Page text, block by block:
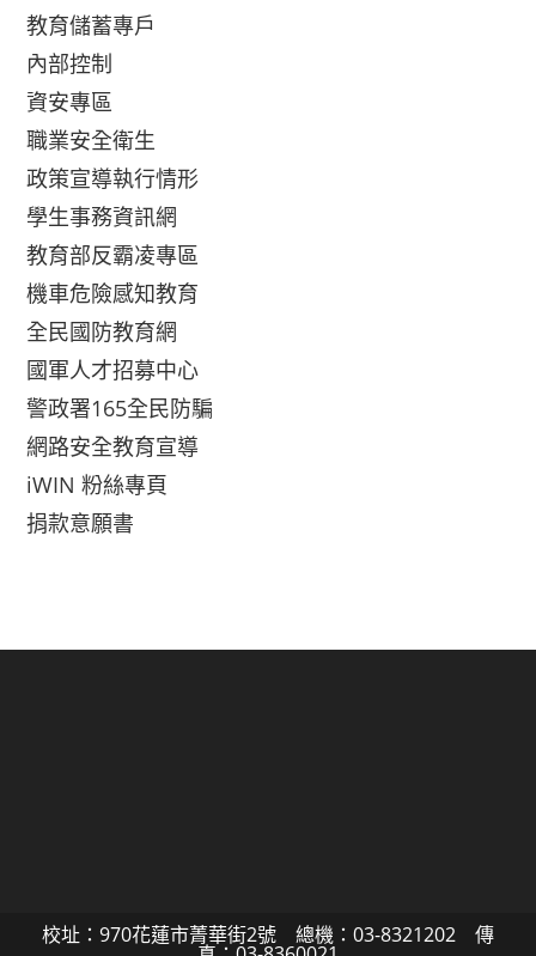
教育儲蓄專戶
內部控制
資安專區
職業安全衛生
政策宣導執行情形
學生事務資訊網
教育部反霸凌專區
機車危險感知教育
全民國防教育網
國軍人才招募中心
警政署165全民防騙
網路安全教育宣導
iWIN 粉絲專頁
捐款意願書
校址：970花蓮市菁華街2號 總機：03-8321202 傳